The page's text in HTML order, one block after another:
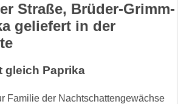
Straße, Brüder-Grimm-
geliefert in der
gleich Paprika
Familie der Nachtschattengewächse